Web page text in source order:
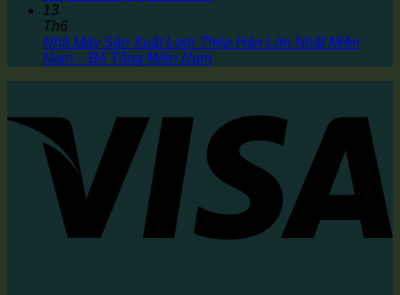
13
Th6
Nhà Máy Sản Xuất Lưới Thép Hàn Lớn Nhất Miền
Nam – Bê Tông Miền Nam